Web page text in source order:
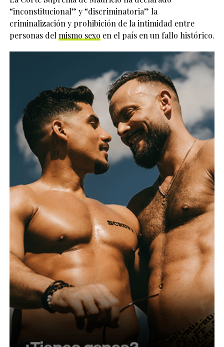
“inconstitucional” y “discriminatoria” la
criminalización y prohibición de la intimidad entre
personas del mismo sexo en el país en un fallo histórico.